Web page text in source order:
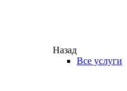
Назад
Все услуги